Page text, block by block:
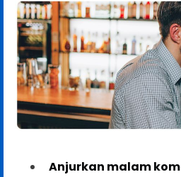
Anjurkan malam